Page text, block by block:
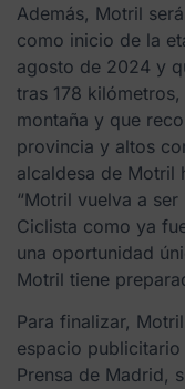
Además, Motril
como inicio de la
agosto de 2024 y
tras 178
montaña y que
provincia y altos
alcaldesa de Motril
“Motril vuelva a
Ciclista como ya
una oportunidad
Motril tiene
Para finalizar,
espacio
Prensa de Madrid,